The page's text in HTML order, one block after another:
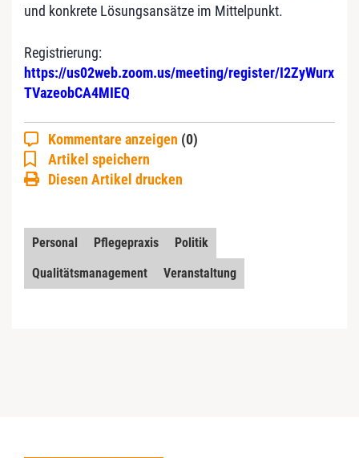
und konkrete Lösungsansätze im Mittelpunkt.
Registrierung:
https://us02web.zoom.us/meeting/register/I2ZyWurx
TVazeobCA4MIEQ
Kommentare anzeigen (0)
Artikel speichern
Diesen Artikel drucken
Personal Pflegepraxis
Politik
Qualitätsmanagement
Veranstaltung